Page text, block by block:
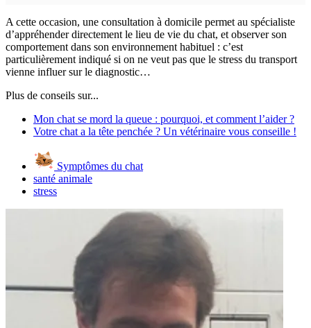
A cette occasion, une consultation à domicile permet au spécialiste
d’appréhender directement le lieu de vie du chat, et observer son
comportement dans son environnement habituel : c’est
particulièrement indiqué si on ne veut pas que le stress du transport
vienne influer sur le diagnostic…
Plus de conseils sur...
Mon chat se mord la queue : pourquoi, et comment l’aider ?
Votre chat a la tête penchée ? Un vétérinaire vous conseille !
Symptômes du chat
santé animale
stress